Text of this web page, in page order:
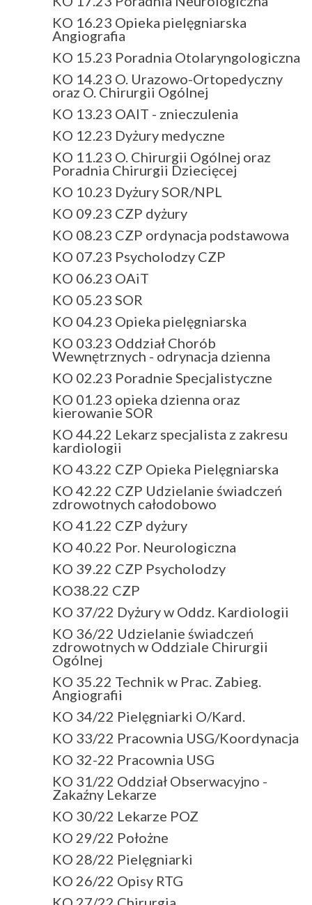
KO 16.23 Opieka pielęgniarska
Angiografia
KO 15.23 Poradnia Otolaryngologiczna
KO 14.23 O. Urazowo-Ortopedyczny
oraz O. Chirurgii Ogólnej
KO 13.23 OAIT - znieczulenia
KO 12.23 Dyżury medyczne
KO 11.23 O. Chirurgii Ogólnej oraz
Poradnia Chirurgii Dziecięcej
KO 10.23 Dyżury SOR/NPL
KO 09.23 CZP dyżury
KO 08.23 CZP ordynacja podstawowa
KO 07.23 Psycholodzy CZP
KO 06.23 OAiT
KO 05.23 SOR
KO 04.23 Opieka pielęgniarska
KO 03.23 Oddział Chorób
Wewnętrznych - odrynacja dzienna
KO 02.23 Poradnie Specjalistyczne
KO 01.23 opieka dzienna oraz
kierowanie SOR
KO 44.22 Lekarz specjalista z zakresu
kardiologii
KO 43.22 CZP Opieka Pielęgniarska
KO 42.22 CZP Udzielanie świadczeń
zdrowotnych całodobowo
KO 41.22 CZP dyżury
KO 40.22 Por. Neurologiczna
KO 39.22 CZP Psycholodzy
KO38.22 CZP
KO 37/22 Dyżury w Oddz. Kardiologii
KO 36/22 Udzielanie świadczeń
zdrowotnych w Oddziale Chirurgii
Ogólnej
KO 35.22 Technik w Prac. Zabieg.
Angiografii
KO 34/22 Pielęgniarki O/Kard.
KO 33/22 Pracownia USG/Koordynacja
KO 32-22 Pracownia USG
KO 31/22 Oddział Obserwacyjno -
Zakaźny Lekarze
KO 30/22 Lekarze POZ
KO 29/22 Położne
KO 28/22 Pielęgniarki
KO 26/22 Opisy RTG